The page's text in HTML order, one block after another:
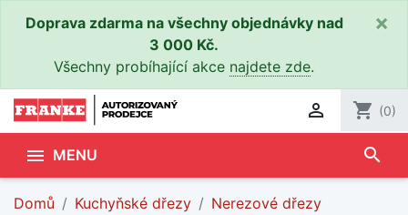
Doprava zdarma na všechny objednávky nad
3 000 Kč.
Všechny probíhající akce najdete zde.
×
 shopping_cart (0)
 MENU search
Domů Kuchyňské dřezy
Nerezové dřezy